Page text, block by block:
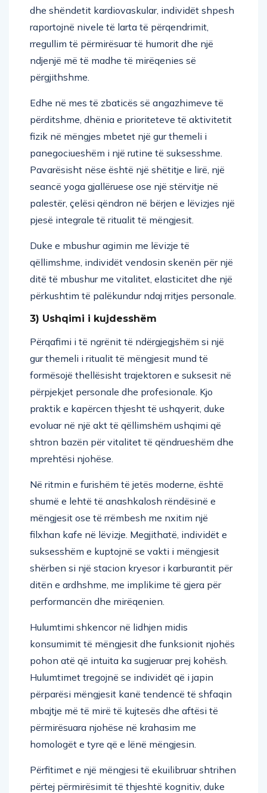
dhe shëndetit kardiovaskular, individët shpesh
raportojnë nivele të larta të përqendrimit,
rregullim të përmirësuar të humorit dhe një
ndjenjë më të madhe të mirëqenies së
përgjithshme.
Edhe në mes të zbaticës së angazhimeve të
përditshme, dhënia e prioriteteve të aktivitetit
fizik në mëngjes mbetet një gur themeli i
panegociueshëm i një rutine të suksesshme.
Pavarësisht nëse është një shëtitje e lirë, një
seancë yoga gjallëruese ose një stërvitje në
palestër, çelësi qëndron në bërjen e lëvizjes një
pjesë integrale të ritualit të mëngjesit.
Duke e mbushur agimin me lëvizje të
qëllimshme, individët vendosin skenën për një
ditë të mbushur me vitalitet, elasticitet dhe një
përkushtim të palëkundur ndaj rritjes personale.
3) Ushqimi i kujdesshëm
Përqafimi i të ngrënit të ndërgjegjshëm si një
gur themeli i ritualit të mëngjesit mund të
formësojë thellësisht trajektoren e suksesit në
përpjekjet personale dhe profesionale. Kjo
praktik e kapërcen thjesht të ushqyerit, duke
evoluar në një akt të qëllimshëm ushqimi që
shtron bazën për vitalitet të qëndrueshëm dhe
mprehtësi njohëse.
Në ritmin e furishëm të jetës moderne, është
shumë e lehtë të anashkalosh rëndësinë e
mëngjesit ose të rrëmbesh me nxitim një
filxhan kafe në lëvizje. Megjithatë, individët e
suksesshëm e kuptojnë se vakti i mëngjesit
shërben si një stacion kryesor i karburantit për
ditën e ardhshme, me implikime të gjera për
performancën dhe mirëqenien.
Hulumtimi shkencor në lidhjen midis
konsumimit të mëngjesit dhe funksionit njohës
pohon atë që intuita ka sugjeruar prej kohësh.
Hulumtimet tregojnë se individët që i japin
përparësi mëngjesit kanë tendencë të shfaqin
mbajtje më të mirë të kujtesës dhe aftësi të
përmirësuara njohëse në krahasim me
homologët e tyre që e lënë mëngjesin.
Përfitimet e një mëngjesi të ekuilibruar shtrihen
përtej përmirësimit të thjeshtë kognitiv, duke